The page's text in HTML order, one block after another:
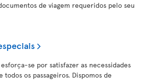
de viagem requeridos pelo seu
se por satisfazer as necessidades
todos os passageiros. Dispomos de